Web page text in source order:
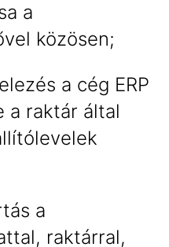
a
közösen;
a cég ERP
a raktár által
a
raktárral,